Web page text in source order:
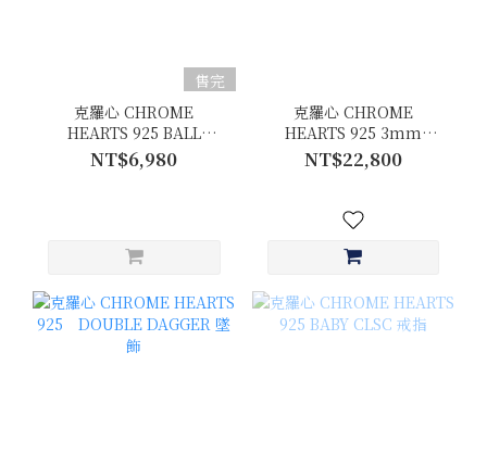
售完
克羅心 CHROME
HEARTS 925 BALL
CHAIN 鍊子
NT$6,980
克羅心 CHROME
HEARTS 925 3mm
SPACER 戒指 香港限定
NT$22,800